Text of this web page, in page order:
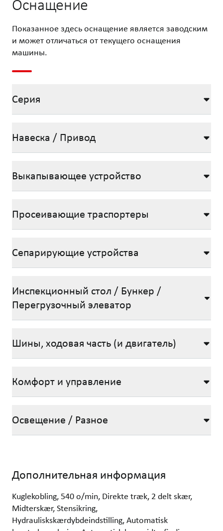
Оснащение
Показанное здесь оснащение является заводским
и может отличаться от текущего оснащения
машины.
Серия
Навеска / Привод
Выкапывающее устройство
Просеивающие траспортеры
Сепарирующие устройства
Инспекционный стол / Бункер /
Перегрузочный элеватор
Шины, ходовая часть (и двигатель)
Комфорт и управление
Освещение / Разное
Дополнительная информация
Kuglekobling, 540 o/min, Direkte træk, 2 delt skær,
Midterskær, Stensikring,
Hydrauliskskærdybdeindstilling, Automatisk